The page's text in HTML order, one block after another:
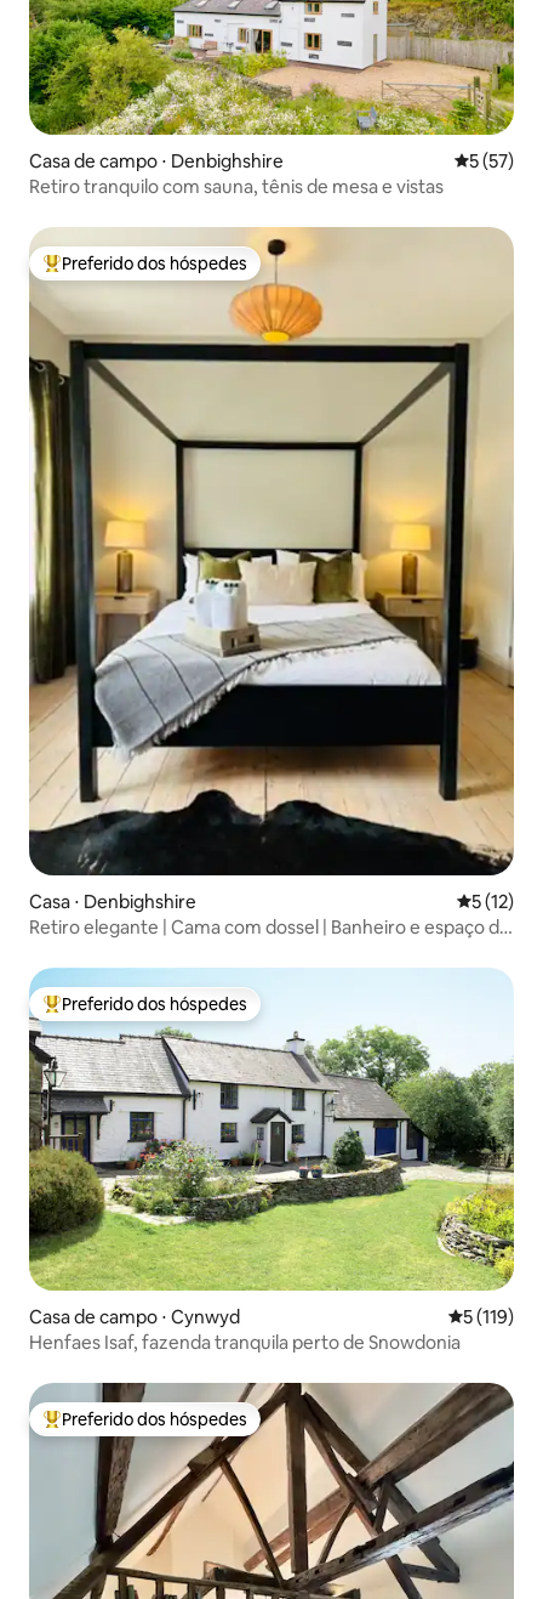
Casa de campo ⋅ Denbighshire 5 de uma
5 (57)
Retiro tranquilo com sauna, tênis de mesa e vistas
Entre os melhores preferidos dos hóspedes
Preferido dos hóspedes
Casa ⋅ Denbighshire 5 de uma
5 (12)
Retiro elegante | Cama com dossel | Banheiro e espaço de
Entre os melhores preferidos dos hóspedes
Preferido dos hóspedes
Casa de campo ⋅ Cynwyd 5 de uma
5 (119)
Henfaes Isaf, fazenda tranquila perto de Snowdonia
Entre os melhores preferidos dos hóspedes
Preferido dos hóspedes